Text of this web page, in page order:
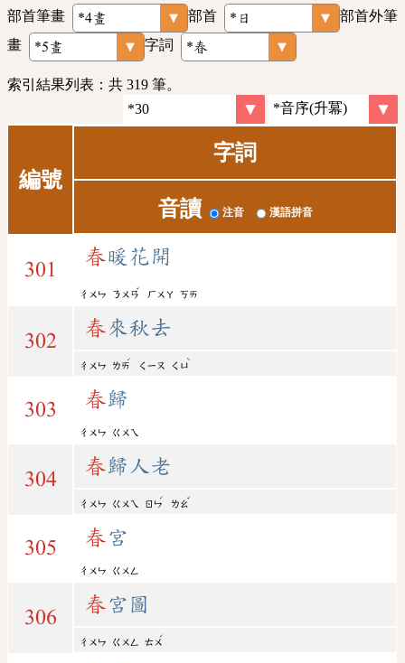
部首筆畫 部首
部首外筆
畫
字詞
索引結果列表：共 319 筆。
編號
字詞
音讀 注音 漢語拼音
301
春暖花開
ㄔㄨㄣ ㄋㄨㄢ
ˇ
ㄏㄨㄚ ㄎㄞ
302
春來秋去
ㄔㄨㄣ ㄌㄞ
ˊ
ㄑㄧㄡ ㄑㄩ
ˋ
303 春歸
ㄔㄨㄣ ㄍㄨㄟ
304
春歸人老
ㄔㄨㄣ ㄍㄨㄟ ㄖㄣ
ˊ
ㄌㄠ
ˇ
305 春宮
ㄔㄨㄣ ㄍㄨㄥ
306
春宮圖
ㄔㄨㄣ ㄍㄨㄥ ㄊㄨ
ˊ